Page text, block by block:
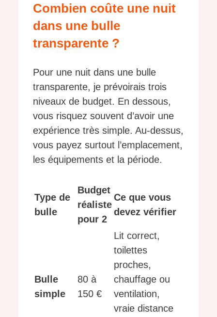
Combien coûte une nuit
dans une bulle
transparente ?
Pour une nuit dans une bulle
transparente, je prévoirais trois
niveaux de budget. En dessous,
vous risquez souvent d’avoir une
expérience très simple. Au-dessus,
vous payez surtout l’emplacement,
les équipements et la période.
Type de
bulle
Budget
réaliste
pour 2
Ce que vous
devez vérifier
Bulle
simple
80 à
150 €
Lit correct,
toilettes
proches,
chauffage ou
ventilation,
vraie distance